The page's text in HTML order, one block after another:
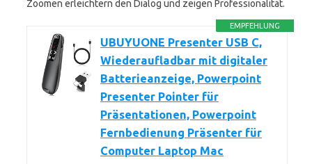
Zoomen erleichtern den Dialog und zeigen Professionalität.
EMPFEHLUNG
UBUYUONE Presenter USB C,
Wiederaufladbar mit digitaler
Batterieanzeige, Powerpoint
Presenter Pointer für
Präsentationen, Powerpoint
Fernbedienung Präsenter für
Computer Laptop Mac